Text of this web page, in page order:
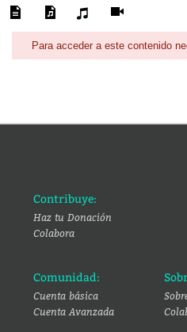
Para acceder a este contenido
Contribuye:
Haz tu Donación
Colabora
Comunidad:
Cuenta básica
Cuenta Avanzada